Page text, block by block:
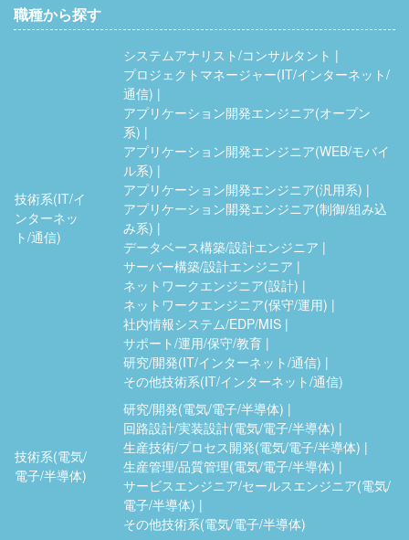
職種から探す
技術系(IT/イ
ンターネッ
ト/通信)
システムアナリスト/コンサルタント
プロジェクトマネージャー(IT/インターネット/
通信)
アプリケーション開発エンジニア(オープン
系)
アプリケーション開発エンジニア(WEB/モバイ
ル系)
アプリケーション開発エンジニア(汎用系)
アプリケーション開発エンジニア(制御/組み込
み系)
データベース構築/設計エンジニア
サーバー構築/設計エンジニア
ネットワークエンジニア(設計)
ネットワークエンジニア(保守/運用)
社内情報システム/EDP/MIS
サポート/運用/保守/教育
研究/開発(IT/インターネット/通信)
その他技術系(IT/インターネット/通信)
技術系(電気/
電子/半導体)
研究/開発(電気/電子/半導体)
回路設計/実装設計(電気/電子/半導体)
生産技術/プロセス開発(電気/電子/半導体)
生産管理/品質管理(電気/電子/半導体)
サービスエンジニア/セールスエンジニア(電気/
電子/半導体)
その他技術系(電気/電子/半導体)